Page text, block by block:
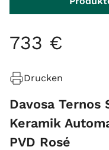
733 €
Drucken
Davosa Ternos
Keramik
PVD Rosé